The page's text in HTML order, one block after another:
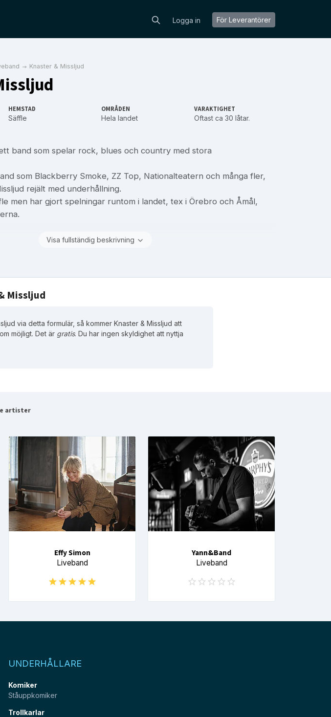
Logga in För Leverantörer
Knaster & Missljud
HEMSTAD
Säffle
OMRÅDEN
Hela landet
VARAKTIGHET
Oftast ca 30 låtar.
band som spelar rock, blues och country med stora
som Blackberry Smoke, ZZ Top, Nationalteatern och många fler,
rejält med underhållning.
men har gjort spelningar runtom i landet, tex i Örebro och Åmål,
Visa fullständig beskrivning
Missljud
via detta formulär, så kommer Knaster & Missljud att
möjligt. Det är gratis. Du har ingen skyldighet att nyttja
artister
Effy Simon
Liveband
Yann&Band
Liveband
UNDERHÅLLARE
Komiker
Ståuppkomiker
Trollkarlar